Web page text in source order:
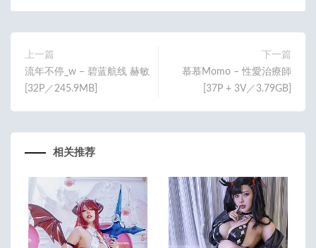
b
o
o
k
itt
er
ail
上一篇
流年不停_w – 碧蓝航线 赫敏
[32P／245.9MB]
下一篇
慕慕Momo – 性愛治療師
[37P + 3V／3.79GB]
相关推荐